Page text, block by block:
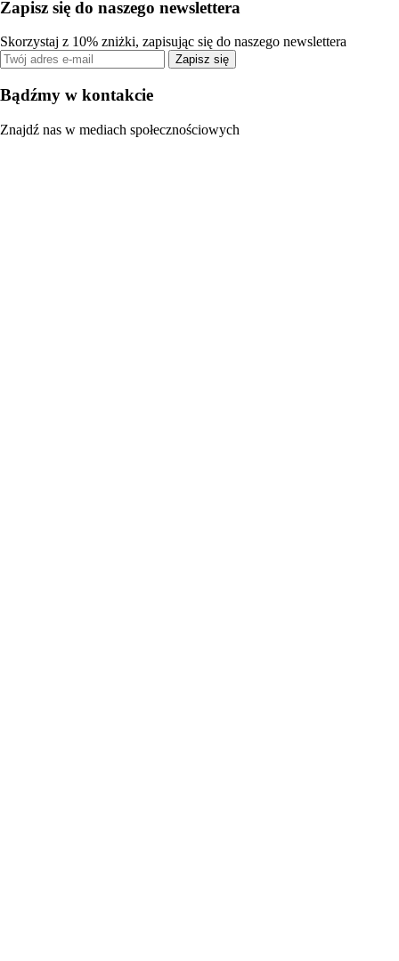
Zapisz się do naszego newslettera
Skorzystaj z 10% zniżki, zapisując się do naszego newslettera
Zapisz się
Bądźmy w kontakcie
Znajdź nas w mediach społecznościowych